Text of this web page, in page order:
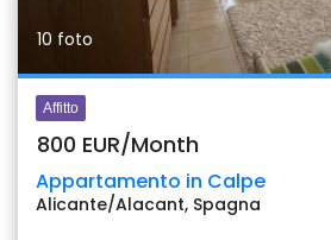
10 foto
Affitto
800 EUR/Month
Appartamento in Calpe
Alicante/Alacant, Spagna